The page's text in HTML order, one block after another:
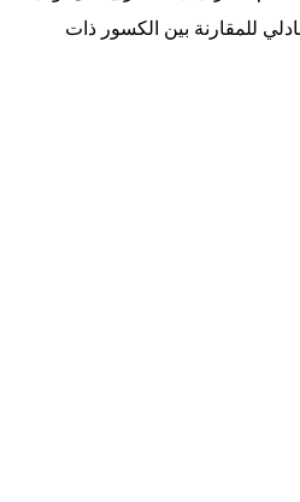
للمقارنة بين الكسور ذات